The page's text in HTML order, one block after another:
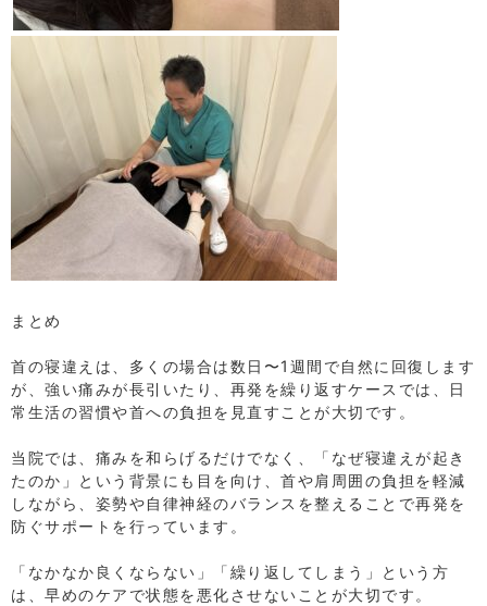
まとめ
首の寝違えは、多くの場合は数日〜1週間で自然に回復します
が、強い痛みが長引いたり、再発を繰り返すケースでは、日
常生活の習慣や首への負担を見直すことが大切です。
当院では、痛みを和らげるだけでなく、「なぜ寝違えが起き
たのか」という背景にも目を向け、首や肩周囲の負担を軽減
しながら、姿勢や自律神経のバランスを整えることで再発を
防ぐサポートを行っています。
「なかなか良くならない」「繰り返してしまう」という方
は、早めのケアで状態を悪化させないことが大切です。